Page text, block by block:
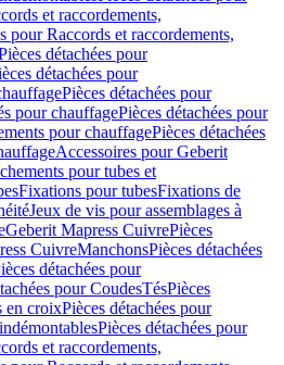
et raccordements,
pour Raccords et raccordements,
détachées pour
détachées pour
Pièces détachées pour
pour chauffagePièces détachées pour
pour chauffagePièces détachées
Accessoires pour Geberit
pour tubes et
Fixations pour tubesFixations de
Jeux de vis pour assemblages à
Geberit Mapress CuivrePièces
CuivreManchonsPièces détachées
détachées pour
pour CoudesTésPièces
en croixPièces détachées pour
Pièces détachées pour
et raccordements,